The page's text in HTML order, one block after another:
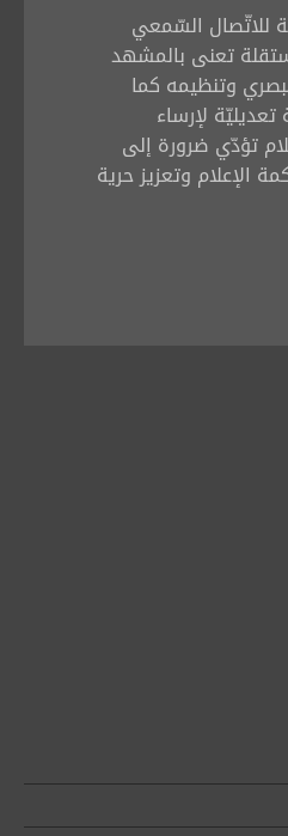
للاتّصال السّمعي
تعنى بالمشهد
وتنظيمه كما
لإرساء
تؤدّي ضرورة إلى
الإعلام وتعزيز حرية